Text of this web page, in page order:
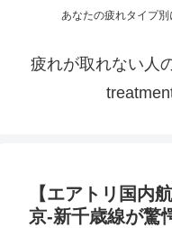
あなたの疲れタイプ
疲れが取れない人
【エアトリ国内
京-新千歳線が驚